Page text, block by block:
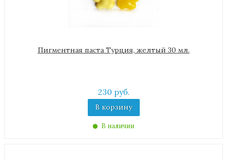
Пигментная паста Турция, желтый 30 мл.
230 руб.
В корзину
В наличии